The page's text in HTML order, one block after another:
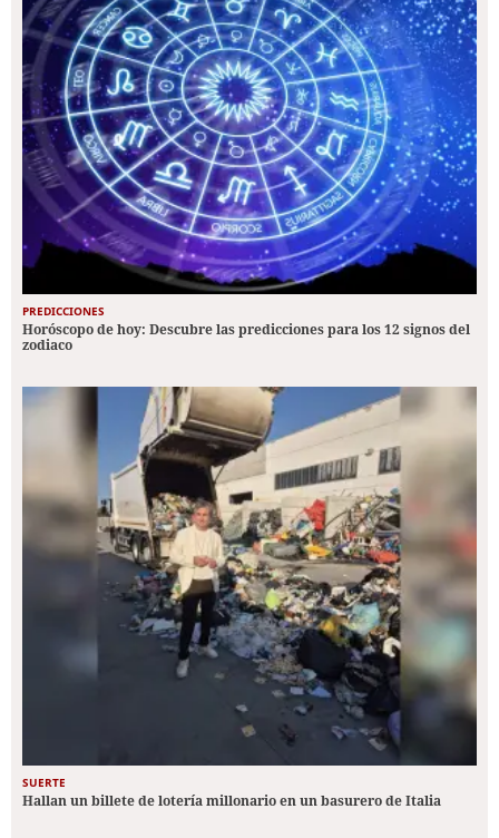
PREDICCIONES
Horóscopo de hoy: Descubre las predicciones para los 12 signos del
zodiaco
SUERTE
Hallan un billete de lotería millonario en un basurero de Italia